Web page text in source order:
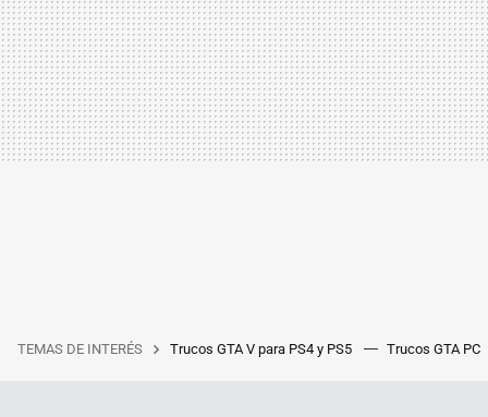
TEMAS DE INTERÉS Trucos GTA V para PS4 y PS5 Trucos GTA PC